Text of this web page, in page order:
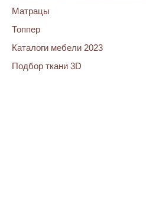
Матрацы
Топпер
Каталоги мебели 2023
Подбор ткани 3D